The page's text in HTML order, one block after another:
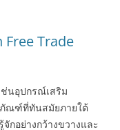
Free Trade
ช่นอุปกรณ์เสริม
ภัณฑ์ที่ทันสมัยภายใต้
จักอย่างกว้างขวางและ